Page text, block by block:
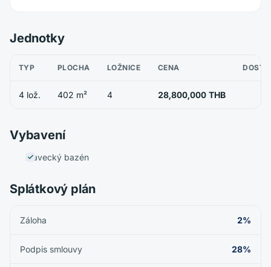
Jednotky
TYP PLOCHA LOŽNICE CENA
4 lož. 402 m² 4 28,800,000 THB
Vybavení
Plavecký bazén
Splátkový plán
Záloha 2%
Podpis smlouvy 28%